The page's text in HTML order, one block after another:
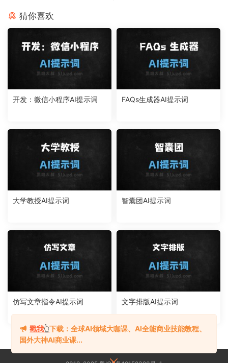
猜你喜欢
开发：微信小程序AI提示词 FAQs生成器AI提示词
大学教授AI提示词 智囊团AI提示词
仿写文章指令AI提示词 文字排版AI提示词
戳我👆下载：全球AI领域大咖课、AI全能商业技能教程、
国外大神AI商业课...